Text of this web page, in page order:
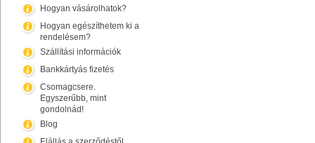
Hogyan vásárolhatok?
Hogyan egészíthetem ki a
rendelésem?
Szállítási információk
Bankkártyás fizetés
Csomagcsere.
Egyszerűbb, mint
gondolnád!
Blog